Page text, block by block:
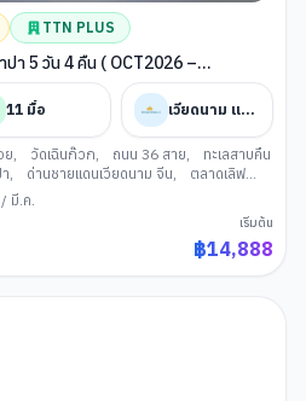
TTN PLUS
า 5 วัน 4 คืน ( OCT2026 –
11 มื้อ เวียดนาม แอร์ไลน์
ย, วัดเฉินก๊วก, ถนน 36 สาย,
ทะเลสาบคืน
, ด่านชายแดนเวียดนาม จีน,
ตลาดเลิฟ
, สถานีรถไฟ Sun Plaza
โบสถ์หินซาปา
GIO CAFE
/ มี.ค.
เริ่มต้น
฿14,888